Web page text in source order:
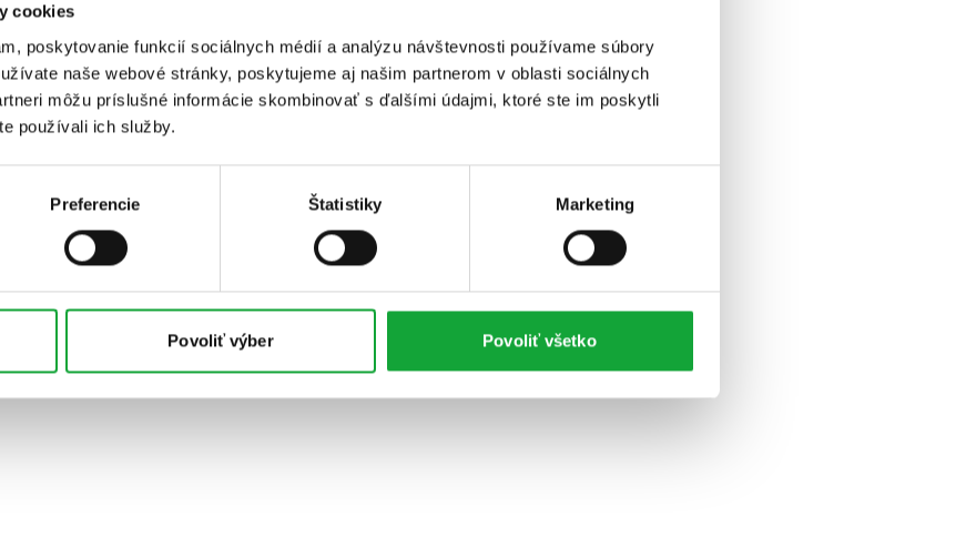
cookies
poskytovanie funkcií sociálnych médií a analýzu návštevnosti používame súbory
naše webové stránky, poskytujeme aj našim partnerom v oblasti sociálnych
môžu príslušné informácie skombinovať s ďalšími údajmi, ktoré ste im poskytli
používali ich služby.
Preferencie Štatistiky Marketing
Povoliť výber Povoliť všetko